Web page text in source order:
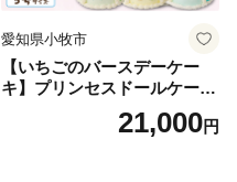
愛知県小牧市
【いちごのバースデーケー
キ】プリンセスドールケーキ
日時指定可 スイーツ デザー
ト 洋菓子 お取り寄せ 愛知県
21,000円